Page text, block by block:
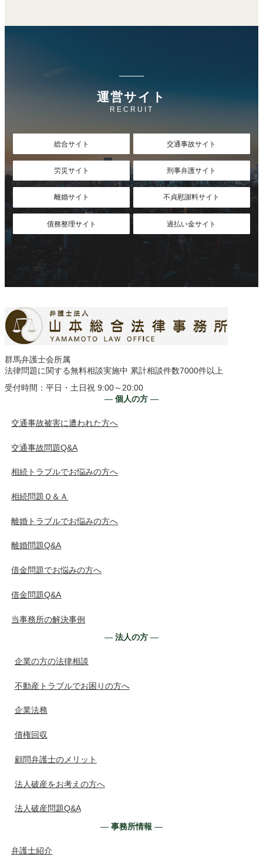
運営サイト
RECRUIT
総合サイト 交通事故サイト
労災サイト 刑事弁護サイト
離婚サイト 不貞慰謝料サイト
債務整理サイト 過払い金サイト
群馬弁護士会所属
法律問題に関する無料相談実施中 累計相談件数7000件以上
受付時間：平日・土日祝 9:00～20:00
― 個人の方 ―
交通事故被害に遭われた方へ
交通事故問題Q&A
相続トラブルでお悩みの方へ
相続問題Ｑ＆Ａ
離婚トラブルでお悩みの方へ
離婚問題Q&A
借金問題でお悩みの方へ
借金問題Q&A
当事務所の解決事例
― 法人の方 ―
企業の方の法律相談
不動産トラブルでお困りの方へ
企業法務
債権回収
顧問弁護士のメリット
法人破産をお考えの方へ
法人破産問題Q&A
― 事務所情報 ―
弁護士紹介